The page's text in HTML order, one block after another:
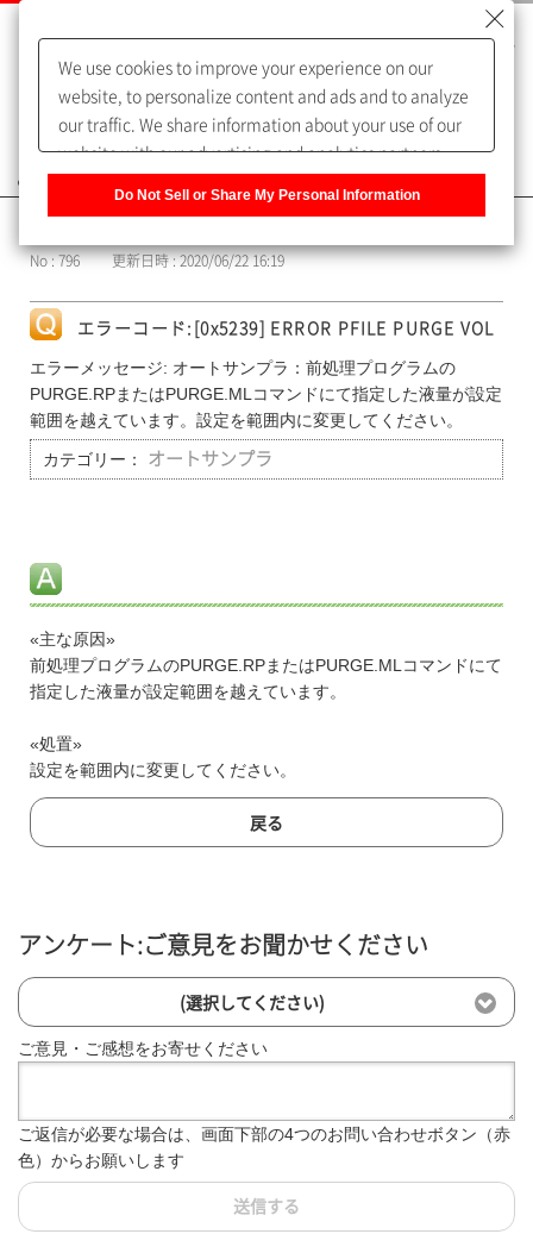
よくあるご質問（FAQ）
No : 796 更新日時 : 2020/06/22 16:19
エラーコード:[0x5239] ERROR PFILE PURGE VOL
エラーメッセージ: オートサンプラ：前処理プログラムの
PURGE.RPまたはPURGE.MLコマンドにて指定した液量が設定
範囲を越えています。設定を範囲内に変更してください。
カテゴリー： オートサンプラ
«主な原因»
前処理プログラムのPURGE.RPまたはPURGE.MLコマンドにて
指定した液量が設定範囲を越えています。
«処置»
設定を範囲内に変更してください。
戻る
アンケート:ご意見をお聞かせください
(選択してください)
ご意見・ご感想をお寄せください
ご返信が必要な場合は、画面下部の4つのお問い合わせボタン（赤
色）からお願いします
送信する
We use cookies to improve your experience on our
website, to personalize content and ads and to analyze
our traffic. We share information about your use of our
website with our advertising and analytics partners,
of our sharing information about you with our partners.
Information] to customize your cookie settings on our
Do Not Sell or Share My Personal Information